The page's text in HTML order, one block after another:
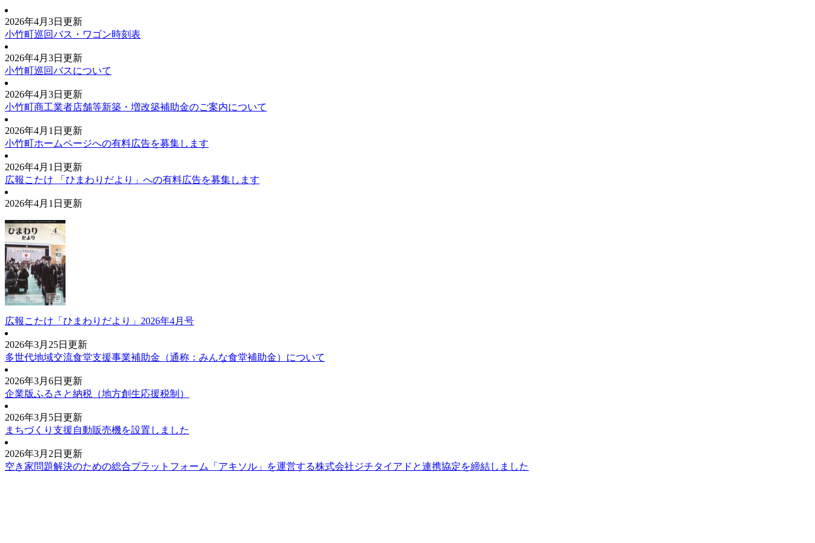
2026年4月3日更新
小竹町巡回バス・ワゴン時刻表
2026年4月3日更新
小竹町巡回バスについて
2026年4月3日更新
小竹町商工業者店舗等新築・増改築補助金のご案内について
2026年4月1日更新
小竹町ホームページへの有料広告を募集します
2026年4月1日更新
広報こたけ 「ひまわりだより」への有料広告を募集します
2026年4月1日更新
広報こたけ「ひまわりだより」2026年4月号
2026年3月25日更新
多世代地域交流食堂支援事業補助金（通称：みんな食堂補助金）について
2026年3月6日更新
企業版ふるさと納税（地方創生応援税制）
2026年3月5日更新
まちづくり支援自動販売機を設置しました
2026年3月2日更新
空き家問題解決のための総合プラットフォーム「アキソル」を運営する株式会社ジチタイアドと連携協定を締結しました